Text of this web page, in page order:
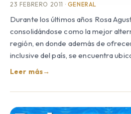
23 FEBRERO 2011 · GENERAL
Durante los últimos años Rosa
consolidándose como la mejor
región, en donde además de
inclusive del país, se encuentra
Leer más→